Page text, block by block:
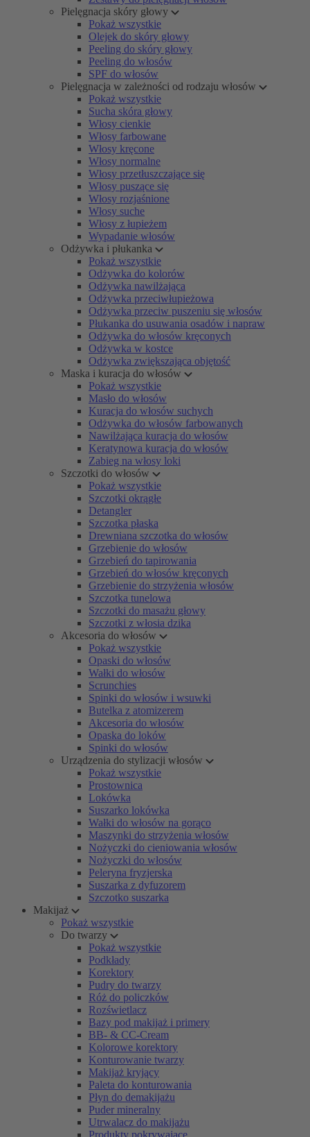
Pielęgnacja skóry głowy
Pokaż wszystkie
Olejek do skóry głowy
Peeling do skóry głowy
Peeling do włosów
SPF do włosów
Pielęgnacja w zależności od rodzaju włosów
Pokaż wszystkie
Sucha skóra głowy
Włosy cienkie
Włosy farbowane
Włosy kręcone
Włosy normalne
Włosy przetłuszczające się
Włosy puszące się
Włosy rozjaśnione
Włosy suche
Włosy z łupieżem
Wypadanie włosów
Odżywka i płukanka
Pokaż wszystkie
Odżywka do kolorów
Odżywka nawilżająca
Odżywka przeciwłupieżowa
Odżywka przeciw puszeniu się włosów
Płukanka do usuwania osadów i napraw
Odżywka do włosów kręconych
Odżywka w kostce
Odżywka zwiększająca objętość
Maska i kuracja do włosów
Pokaż wszystkie
Masło do włosów
Kuracja do włosów suchych
Odżywka do włosów farbowanych
Nawilżająca kuracja do włosów
Keratynowa kuracja do włosów
Zabieg na włosy loki
Szczotki do włosów
Pokaż wszystkie
Szczotki okrągłe
Detangler
Szczotka płaska
Drewniana szczotka do włosów
Grzebienie do włosów
Grzebień do tapirowania
Grzebień do włosów kręconych
Grzebienie do strzyżenia włosów
Szczotka tunelowa
Szczotki do masażu głowy
Szczotki z włosia dzika
Akcesoria do włosów
Pokaż wszystkie
Opaski do włosów
Wałki do włosów
Scrunchies
Spinki do włosów i wsuwki
Butelka z atomizerem
Akcesoria do włosów
Opaska do loków
Spinki do włosów
Urządzenia do stylizacji włosów
Pokaż wszystkie
Prostownica
Lokówka
Suszarko lokówka
Wałki do włosów na gorąco
Maszynki do strzyżenia włosów
Nożyczki do cieniowania włosów
Nożyczki do włosów
Peleryna fryzjerska
Suszarka z dyfuzorem
Szczotko suszarka
Makijaż
Pokaż wszystkie
Do twarzy
Pokaż wszystkie
Podkłady
Korektory
Pudry do twarzy
Róż do policzków
Rozświetlacz
Bazy pod makijaż i primery
BB- & CC-Cream
Kolorowe korektory
Konturowanie twarzy
Makijaż kryjący
Paleta do konturowania
Płyn do demakijażu
Puder mineralny
Utrwalacz do makijażu
Produkty pokrywające